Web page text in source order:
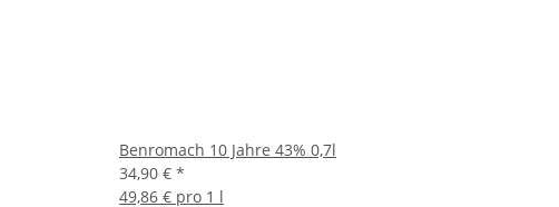
Benromach 10 Jahre 43% 0,7l
34,90 € *
49,86 € pro 1 l